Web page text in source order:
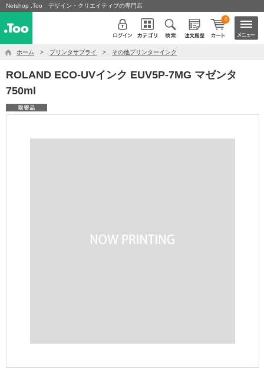
Netshop .Too デザイン・クリエイティブの専門店
0
ホーム > プリンタサプライ > その他プリンターインク
ROLAND ECO-UVインク EUV5P-7MG マゼンタ
750ml